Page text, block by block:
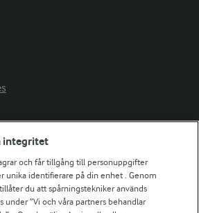
integritet
och får tillgång till personuppgifter
unika identifierare på din enhet . Genom
du att spårningstekniker används
under ”Vi och våra partners behandlar